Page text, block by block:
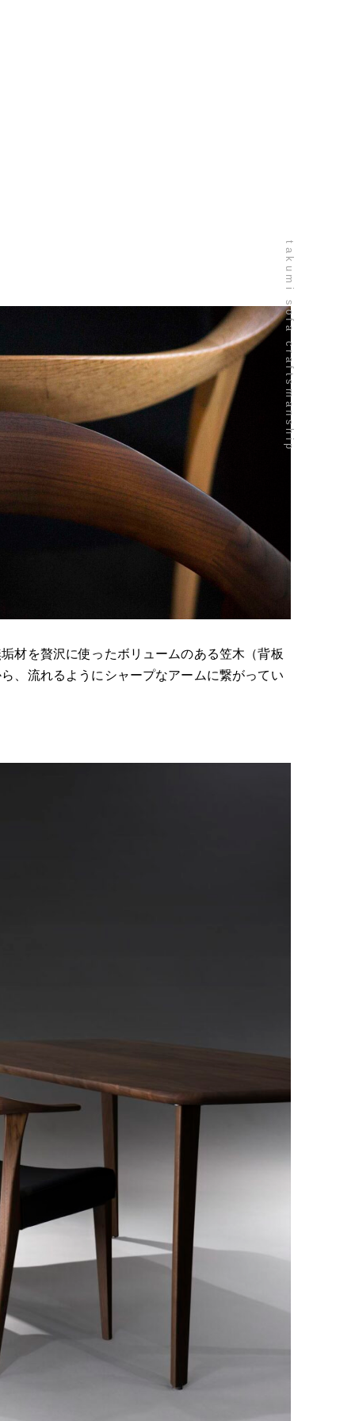
takumi sofa craftsmanship
材を贅沢に使ったボリュームのある笠木（背板
、流れるようにシャープなアームに繋がってい